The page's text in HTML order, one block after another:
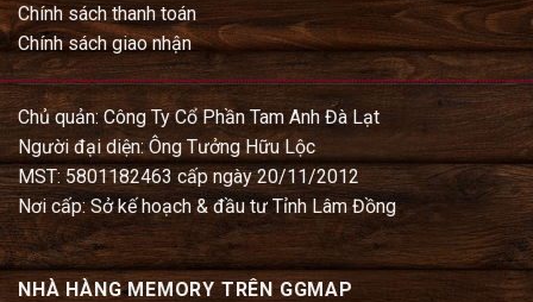
Chính sách thanh toán
Chính sách giao nhận
Chủ quản: Công Ty Cổ Phần Tam Anh Đà Lạt
Người đại diện: Ông Tưởng Hữu Lộc
MST: 5801182463 cấp ngày 20/11/2012
Nơi cấp: Sở kế hoạch & đầu tư Tỉnh Lâm Đồng
NHÀ HÀNG MEMORY TRÊN GGMAP